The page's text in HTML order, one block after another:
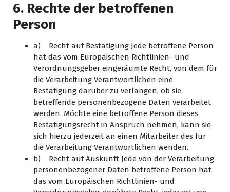
6. Rechte der betroffenen
Person
a) Recht auf Bestätigung Jede betroffene Person
hat das vom Europäischen Richtlinien- und
Verordnungsgeber eingeräumte Recht, von dem für
die Verarbeitung Verantwortlichen eine
Bestätigung darüber zu verlangen, ob sie
betreffende personenbezogene Daten verarbeitet
werden. Möchte eine betroffene Person dieses
Bestätigungsrecht in Anspruch nehmen, kann sie
sich hierzu jederzeit an einen Mitarbeiter des für
die Verarbeitung Verantwortlichen wenden.
b) Recht auf Auskunft Jede von der Verarbeitung
personenbezogener Daten betroffene Person hat
das vom Europäischen Richtlinien- und